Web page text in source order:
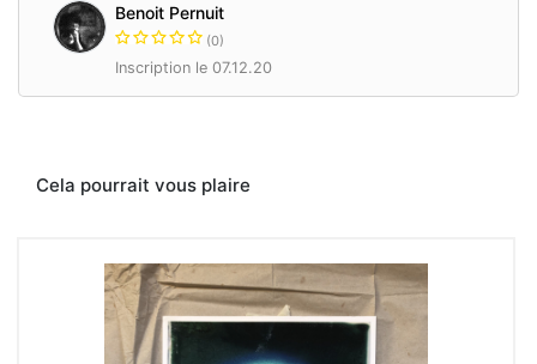
Benoit Pernuit
(0)
Inscription le 07.12.20
Cela pourrait vous plaire